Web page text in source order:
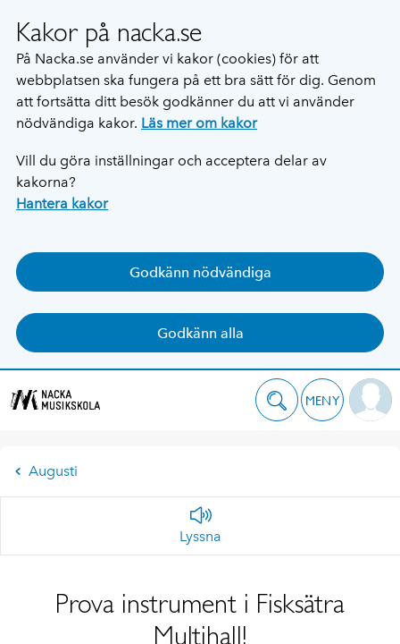
Kakor på nacka.se
På Nacka.se använder vi kakor (cookies) för att
webbplatsen ska fungera på ett bra sätt för dig. Genom
att fortsätta ditt besök godkänner du att vi använder
nödvändiga kakor. Läs mer om kakor
Vill du göra inställningar och acceptera delar av
kakorna?
Hantera kakor
Godkänn nödvändiga
Godkänn alla
MENY
Augusti
Lyssna
Prova instrument i Fisksätra
Multihall!